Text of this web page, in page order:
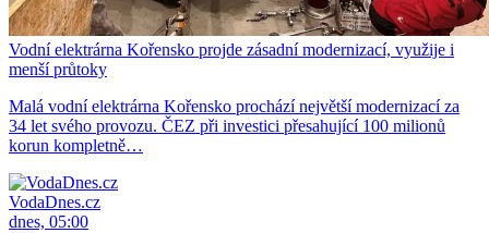
Vodní elektrárna Kořensko projde zásadní modernizací, využije i
menší průtoky
Malá vodní elektrárna Kořensko prochází největší modernizací za
34 let svého provozu. ČEZ při investici přesahující 100 milionů
korun kompletně…
VodaDnes.cz
dnes, 05:00